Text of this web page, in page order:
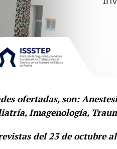
ofertadas, son:
Imagenología,
del 23 de octubre